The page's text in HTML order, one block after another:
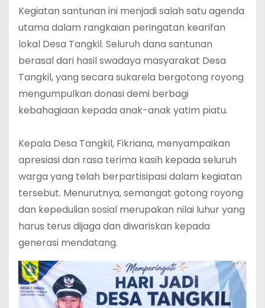
‎Kegiatan santunan ini menjadi salah satu agenda
utama dalam rangkaian peringatan kearifan
lokal Desa Tangkil. Seluruh dana santunan
berasal dari hasil swadaya masyarakat Desa
Tangkil, yang secara sukarela bergotong royong
mengumpulkan donasi demi berbagi
kebahagiaan kepada anak-anak yatim piatu.
‎Kepala Desa Tangkil, Fikriana, menyampaikan
apresiasi dan rasa terima kasih kepada seluruh
warga yang telah berpartisipasi dalam kegiatan
tersebut. Menurutnya, semangat gotong royong
dan kepedulian sosial merupakan nilai luhur yang
harus terus dijaga dan diwariskan kepada
generasi mendatang.